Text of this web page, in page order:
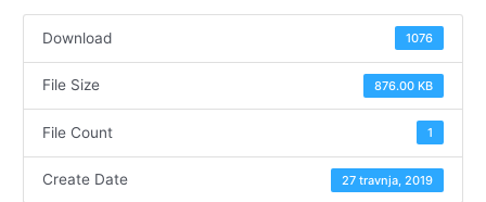
Download 1076
File Size 876.00 KB
File Count 1
Create Date 27 travnja, 2019